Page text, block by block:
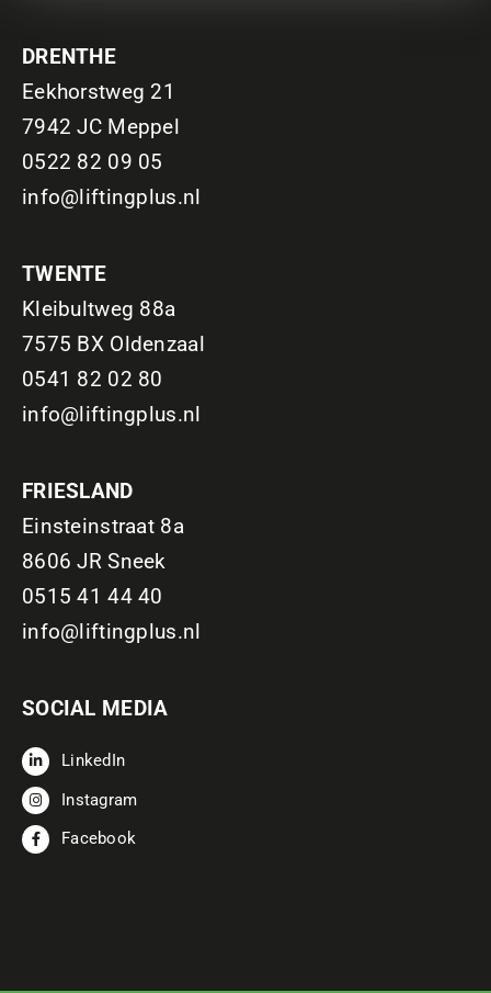
DRENTHE
Eekhorstweg 21
7942 JC Meppel
0522 82 09 05
info@liftingplus.nl
TWENTE
Kleibultweg 88a
7575 BX Oldenzaal
0541 82 02 80
info@liftingplus.nl
FRIESLAND
Einsteinstraat 8a
8606 JR Sneek
0515 41 44 40
info@liftingplus.nl
SOCIAL MEDIA
LinkedIn
Instagram
Facebook